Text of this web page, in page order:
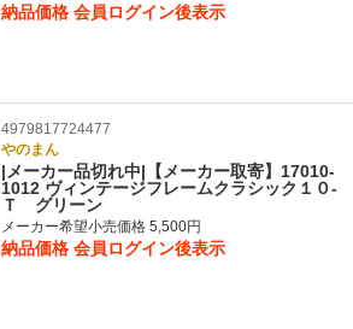
納品価格 会員ログイン後表示
4979817724477
やのまん
|メーカー品切れ中|【メーカー取寄】17010-
1012 ヴィンテージフレームクラシック１０‐
Ｔ グリーン
メーカー希望小売価格 5,500円
納品価格 会員ログイン後表示